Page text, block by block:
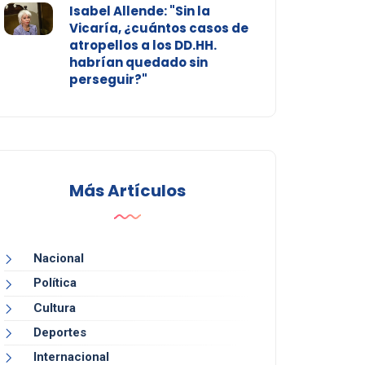
Isabel Allende: "Sin la
Vicaría, ¿cuántos casos de
atropellos a los DD.HH.
habrían quedado sin
perseguir?"
Más Artículos
Nacional
Política
Cultura
Deportes
Internacional